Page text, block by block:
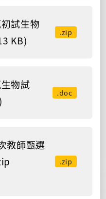
試生物
KB)
.zip
物試
.doc
教師甄選
.zip